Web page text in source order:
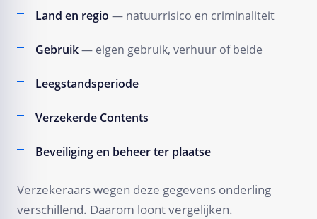
Land en regio — natuurrisico en criminaliteit
Gebruik— eigen gebruik, verhuur of beide
Leegstandsperiode
Verzekerde Contents
Beveiliging en beheer ter plaatse
Verzekeraars wegen deze gegevens onderling
verschillend. Daarom loont vergelijken.